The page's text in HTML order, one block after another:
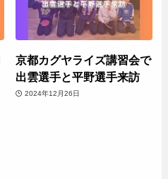
京都カグヤライズ講習会で
出雲選手と平野選手来訪
2024年12月26日